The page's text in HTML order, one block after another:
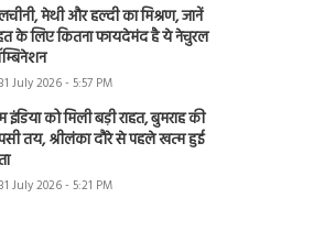
मेथी और हल्दी का मिश्रण, जानें
के लिए कितना फायदेमंद है ये नेचुरल
31 July 2026 - 5:57 PM
इंडिया को मिली बड़ी राहत, बुमराह की
तय, श्रीलंका दौरे से पहले खत्म हुई
31 July 2026 - 5:21 PM